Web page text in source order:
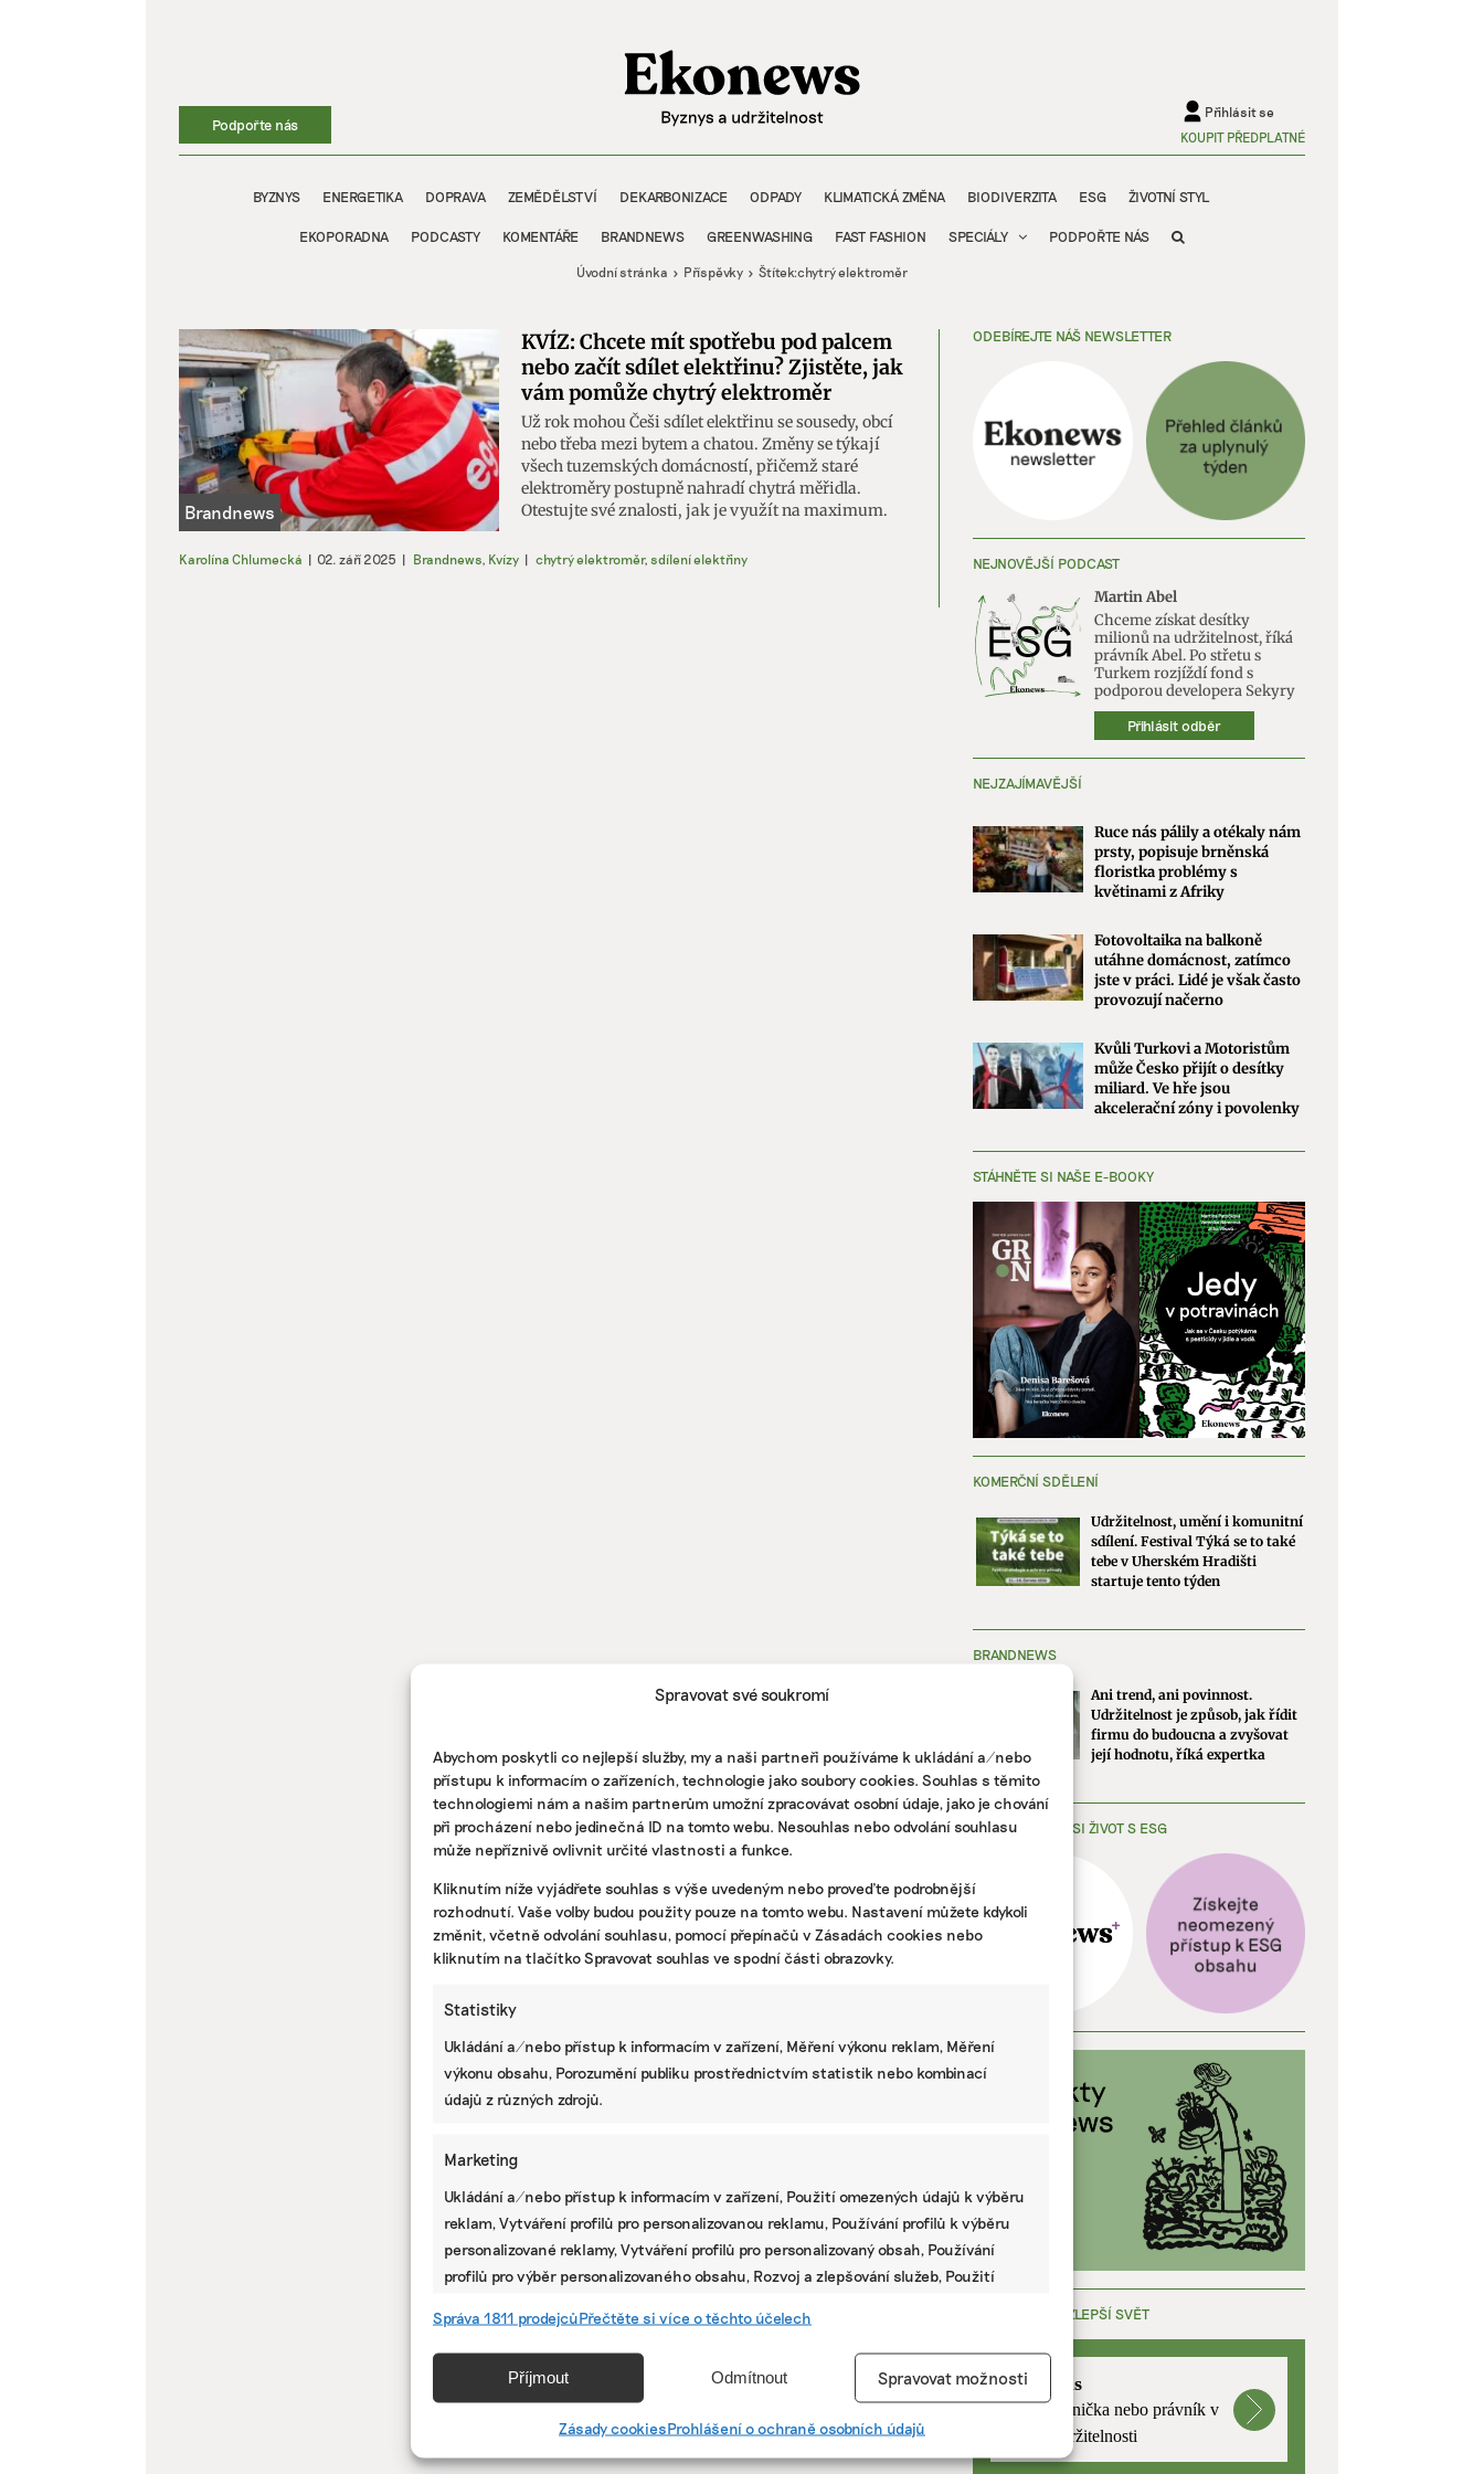
Spravovat své soukromí
Abychom poskytli co nejlepší služby, my a naši partneři používáme k ukládání a/nebo
přístupu k informacím o zařízeních, technologie jako soubory cookies. Souhlas s těmito
technologiemi nám a našim partnerům umožní zpracovávat osobní údaje, jako je chování
při procházení nebo jedinečná ID na tomto webu. Nesouhlas nebo odvolání souhlasu
může nepříznivě ovlivnit určité vlastnosti a funkce.
Kliknutím níže vyjádřete souhlas s výše uvedeným nebo proveďte podrobnější
rozhodnutí. Vaše volby budou použity pouze na tomto webu. Nastavení můžete kdykoli
změnit, včetně odvolání souhlasu, pomocí přepínačů v Zásadách cookies nebo
kliknutím na tlačítko Spravovat souhlas ve spodní části obrazovky.
Statistiky
Ukládání a/nebo přístup k informacím v zařízení, Měření výkonu reklam, Měření
výkonu obsahu, Porozumění publiku prostřednictvím statistik nebo kombinací
údajů z různých zdrojů.
Marketing
Ukládání a/nebo přístup k informacím v zařízení, Použití omezených údajů k výběru
reklam, Vytváření profilů pro personalizovanou reklamu, Používání profilů k výběru
personalizované reklamy, Vytváření profilů pro personalizovaný obsah, Používání
profilů pro výběr personalizovaného obsahu, Rozvoj a zlepšování služeb, Použití
Přiřazování a kombinování údajů z jiných zdrojů údajů, Propojení různých
zařízení, Identifikace zařízení na základě automaticky přenášených
Správa 1811 prodejcůPřečtěte si více o těchto účelech
Příjmout Odmítnout Spravovat možnosti
Zásady cookiesProhlášení o ochraně osobních údajů
Podpořte nás
Přihlásit se
KOUPIT PŘEDPLATNÉ
BYZNYS ENERGETIKA DOPRAVA ZEMĚDĚLSTVÍ DEKARBONIZACE ODPADY KLIMATICKÁ ZMĚNA BIODIVERZITA ESG ŽIVOTNÍ STYL
EKOPORADNA PODCASTY KOMENTÁŘE BRANDNEWS GREENWASHING FAST FASHION SPECIÁLY PODPOŘTE NÁS
Úvodní stránka Příspěvky Štítek:chytrý elektroměr
KVÍZ: Chcete mít spotřebu pod palcem
nebo začít sdílet elektřinu? Zjistěte, jak
vám pomůže chytrý elektroměr
Už rok mohou Češi sdílet elektřinu se sousedy, obcí
nebo třeba mezi bytem a chatou. Změny se týkají
všech tuzemských domácností, přičemž staré
elektroměry postupně nahradí chytrá měřidla.
Otestujte své znalosti, jak je využít na maximum.
Karolína Chlumecká | 02. září 2025 | Brandnews, Kvízy | chytrý elektroměr, sdílení elektřiny
ODEBÍREJTE NÁŠ NEWSLETTER
NEJNOVĚJŠÍ PODCAST
Martin Abel
Chceme získat desítky
milionů na udržitelnost, říká
právník Abel. Po střetu s
Turkem rozjíždí fond s
podporou developera Sekyry
Přihlásit odběr
NEJZAJÍMAVĚJŠÍ
Ruce nás pálily a otékaly nám
prsty, popisuje brněnská
floristka problémy s
květinami z Afriky
Fotovoltaika na balkoně
utáhne domácnost, zatímco
jste v práci. Lidé je však často
provozují načerno
Kvůli Turkovi a Motoristům
může Česko přijít o desítky
miliard. Ve hře jsou
akcelerační zóny i povolenky
STÁHNĚTE SI NAŠE E-BOOKY
KOMERČNÍ SDĚLENÍ
Udržitelnost, umění i komunitní
sdílení. Festival Týká se to také
tebe v Uherském Hradišti
startuje tento týden
BRANDNEWS
Ani trend, ani povinnost.
Udržitelnost je způsob, jak řídit
firmu do budoucna a zvyšovat
její hodnotu, říká expertka
ZJEDNODUŠTE SI ŽIVOT S ESG
PRÁCE, KTERÁ ZLEPŠÍ SVĚT
mutualus
Stáž: právnička nebo právník v
oblasti udržitelnosti